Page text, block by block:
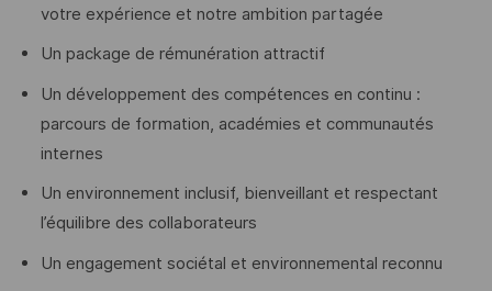
votre expérience et notre ambition partagée
Un package de rémunération attractif
Un développement des compétences en continu :
parcours de formation, académies et communautés
internes
Un environnement inclusif, bienveillant et respectant
l’équilibre des collaborateurs
Un engagement sociétal et environnemental reconnu